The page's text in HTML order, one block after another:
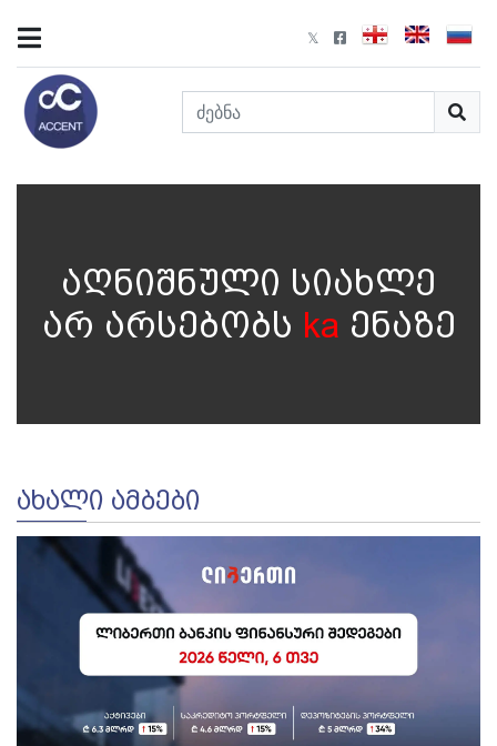
აღნიშნული სიახლე
არ არსებობს ka ენაზე
ᲐᲮᲐᲚᲘ ᲐᲛᲑᲔᲑᲘ